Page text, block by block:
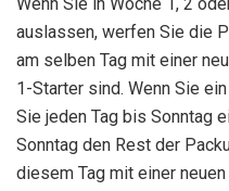
auslassen, werfen Sie die
am selben Tag mit einer
1-Starter sind. Wenn Sie
Sie jeden Tag bis Sonntag
Sonntag den Rest der
diesem Tag mit einer neuen